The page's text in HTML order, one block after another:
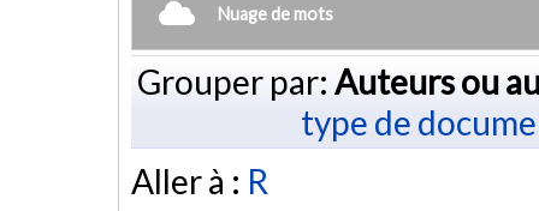
Nuage de mots
Grouper par: Auteurs ou
type de
Aller à : R